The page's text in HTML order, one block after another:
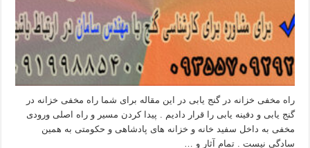
راه مخفی خزانه در گنج یابی در این مقاله برای شما راه مخفی خزانه در
گنج یابی و دفینه یابی را قرار دادیم . پیدا کردن مسیر و راه اصلی ورودی
مخفی به داخل سفید خانه و خزانه های پادشاهی و حکومتی به همین
سادگی نیست . تمام آثار و …